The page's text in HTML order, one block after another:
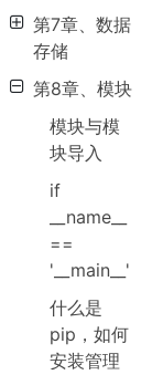
第7章、数据
存储
第8章、模块
模块与模
块导入
if
__name__
==
'__main__'
什么是
pip，如何
安装管理